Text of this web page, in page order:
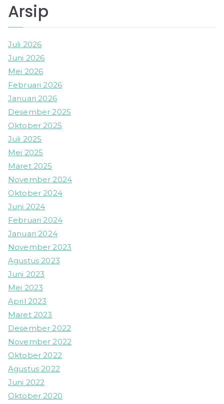
Arsip
Juli 2026
Juni 2026
Mei 2026
Februari 2026
Januari 2026
Desember 2025
Oktober 2025
Juli 2025
Mei 2025
Maret 2025
November 2024
Oktober 2024
Juni 2024
Februari 2024
Januari 2024
November 2023
Agustus 2023
Juni 2023
Mei 2023
April 2023
Maret 2023
Desember 2022
November 2022
Oktober 2022
Agustus 2022
Juni 2022
Oktober 2020